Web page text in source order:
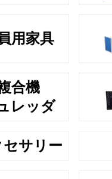
用家具
合機
レッダ
セサリー